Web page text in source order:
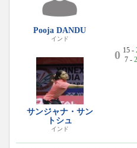
Pooja DANDU
インド
サンジャナ・サン
トシュ
インド
0 15 -
7 -